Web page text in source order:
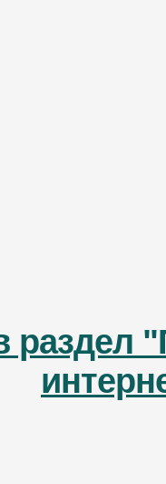
раздел